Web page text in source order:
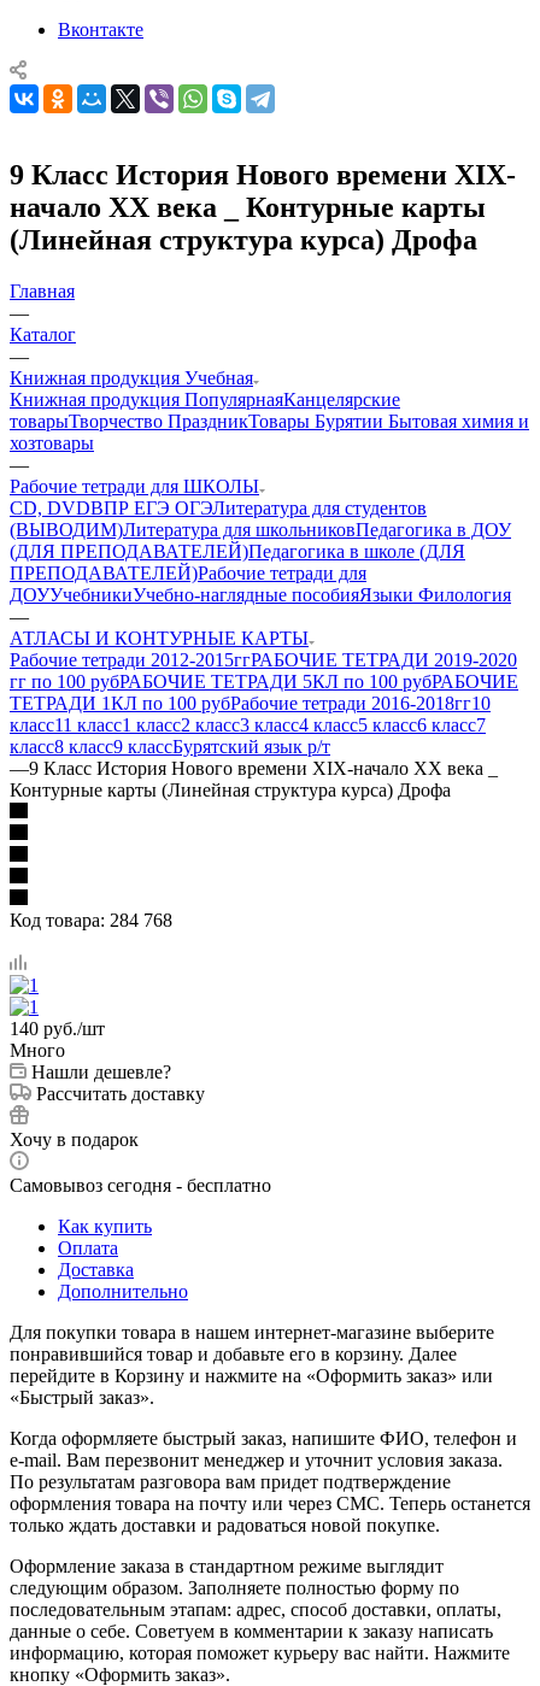
Вконтакте
9 Класс История Нового времени XIX-
начало XX века _ Контурные карты
(Линейная структура курса) Дрофа
Главная
—
Каталог
—
Книжная продукция Учебная
Книжная продукция ПопулярнаяКанцелярские
товарыТворчество ПраздникТовары Бурятии Бытовая химия и
хозтовары
—
Рабочие тетради для ШКОЛЫ
CD, DVDВПР ЕГЭ ОГЭЛитература для студентов
(ВЫВОДИМ)Литература для школьниковПедагогика в ДОУ
(ДЛЯ ПРЕПОДАВАТЕЛЕЙ)Педагогика в школе (ДЛЯ
ПРЕПОДАВАТЕЛЕЙ)Рабочие тетради для
ДОУУчебникиУчебно-наглядные пособияЯзыки Филология
—
АТЛАСЫ И КОНТУРНЫЕ КАРТЫ
Рабочие тетради 2012-2015ггРАБОЧИЕ ТЕТРАДИ 2019-2020
гг по 100 рубРАБОЧИЕ ТЕТРАДИ 5КЛ по 100 рубРАБОЧИЕ
ТЕТРАДИ 1КЛ по 100 рубРабочие тетради 2016-2018гг10
класс11 класс1 класс2 класс3 класс4 класс5 класс6 класс7
класс8 класс9 классБурятский язык р/т
—9 Класс История Нового времени XIX-начало XX века _
Контурные карты (Линейная структура курса) Дрофа
Код товара: 284 768
140 руб./шт
Много
Нашли дешевле?
Рассчитать доставку
Хочу в подарок
Самовывоз сегодня - бесплатно
Как купить
Оплата
Доставка
Дополнительно
Для покупки товара в нашем интернет-магазине выберите
понравившийся товар и добавьте его в корзину. Далее
перейдите в Корзину и нажмите на «Оформить заказ» или
«Быстрый заказ».
Когда оформляете быстрый заказ, напишите ФИО, телефон и
e-mail. Вам перезвонит менеджер и уточнит условия заказа.
По результатам разговора вам придет подтверждение
оформления товара на почту или через СМС. Теперь останется
только ждать доставки и радоваться новой покупке.
Оформление заказа в стандартном режиме выглядит
следующим образом. Заполняете полностью форму по
последовательным этапам: адрес, способ доставки, оплаты,
данные о себе. Советуем в комментарии к заказу написать
информацию, которая поможет курьеру вас найти. Нажмите
кнопку «Оформить заказ».